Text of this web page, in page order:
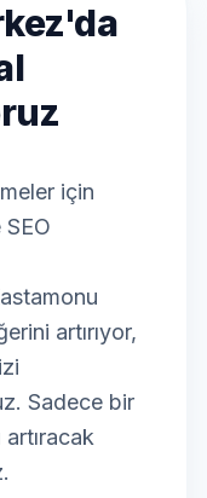
için
artırıyor,
Sadece bir
artıracak